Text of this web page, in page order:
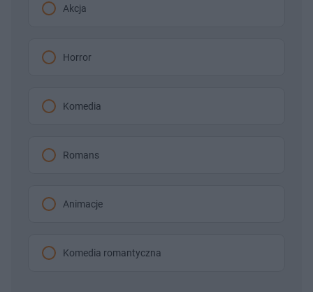
Akcja
Horror
Komedia
Romans
Animacje
Komedia romantyczna